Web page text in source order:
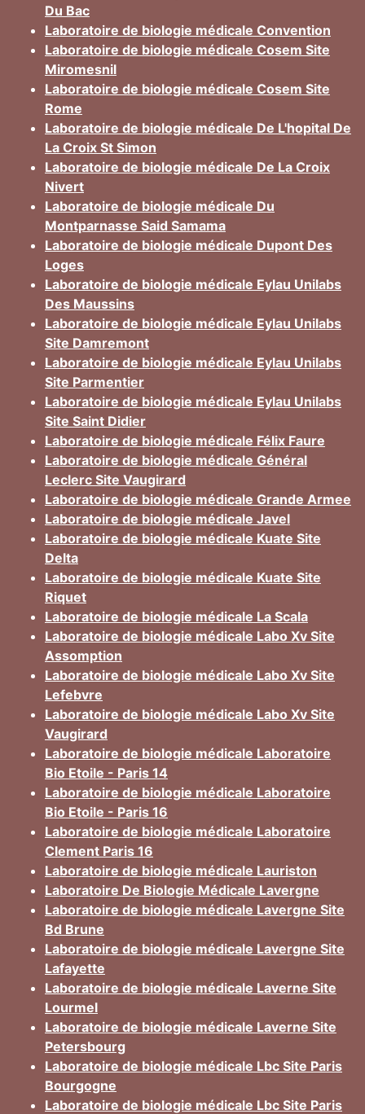
Du Bac
Laboratoire de biologie médicale Convention
Laboratoire de biologie médicale Cosem Site
Miromesnil
Laboratoire de biologie médicale Cosem Site
Rome
Laboratoire de biologie médicale De L'hopital De
La Croix St Simon
Laboratoire de biologie médicale De La Croix
Nivert
Laboratoire de biologie médicale Du
Montparnasse Said Samama
Laboratoire de biologie médicale Dupont Des
Loges
Laboratoire de biologie médicale Eylau Unilabs
Des Maussins
Laboratoire de biologie médicale Eylau Unilabs
Site Damremont
Laboratoire de biologie médicale Eylau Unilabs
Site Parmentier
Laboratoire de biologie médicale Eylau Unilabs
Site Saint Didier
Laboratoire de biologie médicale Félix Faure
Laboratoire de biologie médicale Général
Leclerc Site Vaugirard
Laboratoire de biologie médicale Grande Armee
Laboratoire de biologie médicale Javel
Laboratoire de biologie médicale Kuate Site
Delta
Laboratoire de biologie médicale Kuate Site
Riquet
Laboratoire de biologie médicale La Scala
Laboratoire de biologie médicale Labo Xv Site
Assomption
Laboratoire de biologie médicale Labo Xv Site
Lefebvre
Laboratoire de biologie médicale Labo Xv Site
Vaugirard
Laboratoire de biologie médicale Laboratoire
Bio Etoile - Paris 14
Laboratoire de biologie médicale Laboratoire
Bio Etoile - Paris 16
Laboratoire de biologie médicale Laboratoire
Clement Paris 16
Laboratoire de biologie médicale Lauriston
Laboratoire De Biologie Médicale Lavergne
Laboratoire de biologie médicale Lavergne Site
Bd Brune
Laboratoire de biologie médicale Lavergne Site
Lafayette
Laboratoire de biologie médicale Laverne Site
Lourmel
Laboratoire de biologie médicale Laverne Site
Petersbourg
Laboratoire de biologie médicale Lbc Site Paris
Bourgogne
Laboratoire de biologie médicale Lbc Site Paris